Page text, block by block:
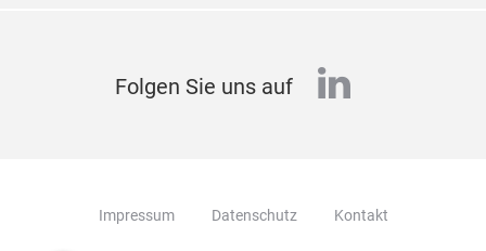
Folgen Sie uns auf linkedin
Impressum Datenschutz Kontakt